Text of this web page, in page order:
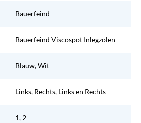
Bauerfeind
Bauerfeind Viscospot Inlegzolen
Blauw, Wit
Links, Rechts, Links en Rechts
1, 2